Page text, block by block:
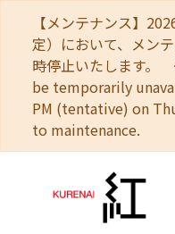
【メンテナンス】
定）において、メン
時停止いたします。
be temporarily
PM (tentative) on
to maintenance.